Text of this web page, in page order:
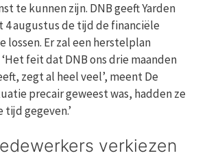
te kunnen zijn. DNB geeft Yarden
augustus de tijd de financiële
lossen. Er zal een herstelplan
feit dat DNB ons drie maanden
zegt al heel veel’, meent De
precair geweest was, hadden ze
tijd gegeven.’
verkiezen